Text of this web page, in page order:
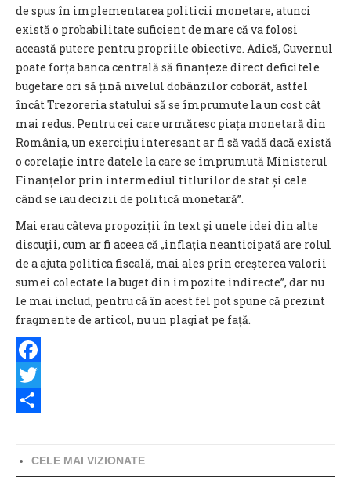
de spus în implementarea politicii monetare, atunci
există o probabilitate suficient de mare că va folosi
această putere pentru propriile obiective. Adică, Guvernul
poate forța banca centrală să finanțeze direct deficitele
bugetare ori să țină nivelul dobânzilor coborât, astfel
încât Trezoreria statului să se împrumute la un cost cât
mai redus. Pentru cei care urmăresc piața monetară din
România, un exercițiu interesant ar fi să vadă dacă există
o corelație între datele la care se împrumută Ministerul
Finanțelor prin intermediul titlurilor de stat și cele
când se iau decizii de politică monetară”.
Mai erau câteva propoziții în text şi unele idei din alte
discuţii, cum ar fi aceea că „inflaţia neanticipată are rolul
de a ajuta politica fiscală, mai ales prin creşterea valorii
sumei colectate la buget din impozite indirecte”, dar nu
le mai includ, pentru că în acest fel pot spune că prezint
fragmente de articol, nu un plagiat pe față.
Facebook
Twitter
CELE MAI VIZIONATE